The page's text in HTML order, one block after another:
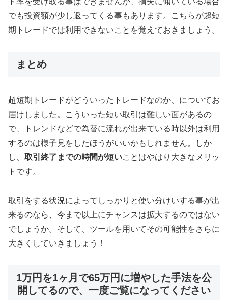
でも投資額が少し返ってくる事もあります。こちらが超短
期トレードでは利用できないことを覚えておきましょう。
まとめ
超短期トレードがどういったトレードなのか、についてお
届けしました。こういった短い取引は難しい面があるの
で、トレンドなどで為替に流れが出来ている時以外は利用
するのは様子見をしたほうがいいかもしれません。しか
し、 取引終了までの時間が短いことはやはり大きなメリッ
トです。
取引をする状況によってしっかりと使い分けいする事が出
来るのなら、今まで以上にチャンスは拡大するのではない
でしょうか。そして、ツールを用いてその可能性をさらに
大きくしていきましょう！
1万円を1ヶ月で65万円に増やした手法を公
開してるので、一度ご覧になってください